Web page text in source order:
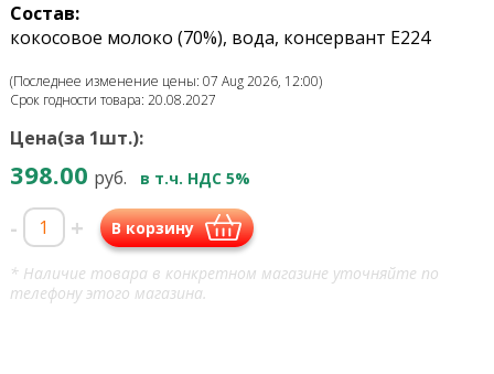
Состав:
кокосовое молоко (70%), вода, консервант Е224
(Последнее изменение цены: 07 Aug 2026, 12:00)
Срок годности товара: 20.08.2027
Цена(за 1шт.):
398.00 руб. в т.ч. НДС 5%
- + В корзину
* Наличие товара в конкретном магазине уточняйте по
телефону этого магазина.